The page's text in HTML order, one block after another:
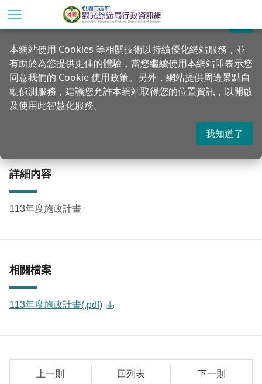
到
首頁 資訊公開 施政目標
113年度施政計畫
詳細內容
113年度施政計畫
相關檔案
113年度施政計畫(.pdf)
上一則 回列表 下一則
關閉
本網站使用 Cookies 等相關技術以持續優化網站服務，並
有助於為您提供更佳的體驗，當您繼續使用本網站即表示您
同意我們的 Cookie 使用政策。另外，網站提供周邊景點自
動偵測服務，建議您允許本網站取得您的位置資訊，以開啟
及使用此智慧化服務。
我知道了